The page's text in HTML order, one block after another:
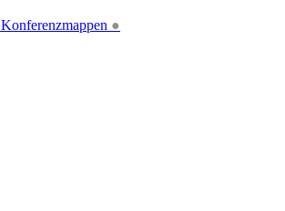
Konferenzmappen ●